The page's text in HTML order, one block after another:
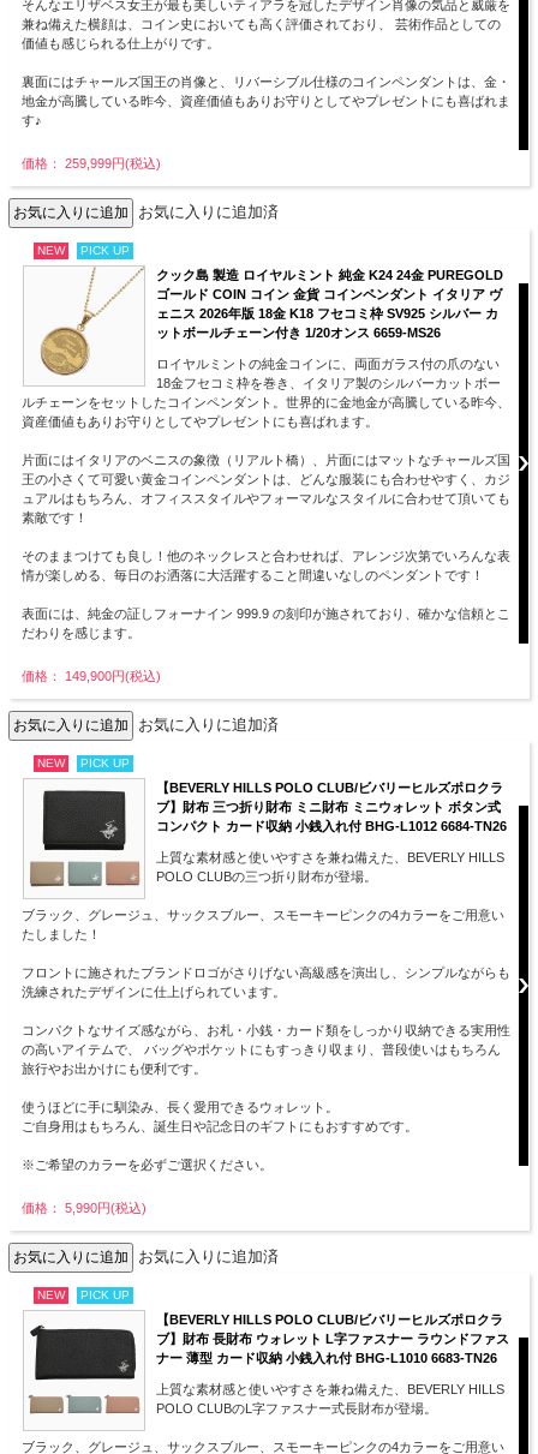
そんなエリザベス女王が最も美しいティアラを冠したデザイン肖像の気品と威厳を
兼ね備えた横顔は、コイン史においても高く評価されており、 芸術作品としての
価値も感じられる仕上がりです。
裏面にはチャールズ国王の肖像と、リバーシブル仕様のコインペンダントは、金・
地金が高騰している昨今、資産価値もありお守りとしてやプレゼントにも喜ばれま
す♪
価格： 259,999円(税込)
お気に入りに追加済
NEW PICK UP
クック島 製造 ロイヤルミント 純金 K24 24金 PUREGOLD
ゴールド COIN コイン 金貨 コインペンダント イタリア ヴ
ェニス 2026年版 18金 K18 フセコミ枠 SV925 シルバー カ
ットボールチェーン付き 1/20オンス 6659-MS26
ロイヤルミントの純金コインに、両面ガラス付の爪のない
18金フセコミ枠を巻き、イタリア製のシルバーカットボー
ルチェーンをセットしたコインペンダント。世界的に金地金が高騰している昨今、
資産価値もありお守りとしてやプレゼントにも喜ばれます。
片面にはイタリアのベニスの象徴（リアルト橋）、片面にはマットなチャールズ国
王の小さくて可愛い黄金コインペンダントは、どんな服装にも合わせやすく、カジ
ュアルはもちろん、オフィススタイルやフォーマルなスタイルに合わせて頂いても
素敵です！
そのままつけても良し！他のネックレスと合わせれば、アレンジ次第でいろんな表
情が楽しめる、毎日のお洒落に大活躍すること間違いなしのペンダントです！
表面には、純金の証しフォーナイン 999.9 の刻印が施されており、確かな信頼とこ
だわりを感じます。
価格： 149,900円(税込)
お気に入りに追加済
NEW PICK UP
【BEVERLY HILLS POLO CLUB/ビバリーヒルズポロクラ
ブ】財布 三つ折り財布 ミニ財布 ミニウォレット ボタン式
コンパクト カード収納 小銭入れ付 BHG-L1012 6684-TN26
上質な素材感と使いやすさを兼ね備えた、BEVERLY HILLS
POLO CLUBの三つ折り財布が登場。
ブラック、グレージュ、サックスブルー、スモーキーピンクの4カラーをご用意い
たしました！
フロントに施されたブランドロゴがさりげない高級感を演出し、シンプルながらも
洗練されたデザインに仕上げられています。
コンパクトなサイズ感ながら、お札・小銭・カード類をしっかり収納できる実用性
の高いアイテムで、 バッグやポケットにもすっきり収まり、普段使いはもちろん
旅行やお出かけにも便利です。
使うほどに手に馴染み、長く愛用できるウォレット。
ご自身用はもちろん、誕生日や記念日のギフトにもおすすめです。
※ご希望のカラーを必ずご選択ください。
価格： 5,990円(税込)
お気に入りに追加済
NEW PICK UP
【BEVERLY HILLS POLO CLUB/ビバリーヒルズポロクラ
ブ】財布 長財布 ウォレット L字ファスナー ラウンドファス
ナー 薄型 カード収納 小銭入れ付 BHG-L1010 6683-TN26
上質な素材感と使いやすさを兼ね備えた、BEVERLY HILLS
POLO CLUBのL字ファスナー式長財布が登場。
ブラック、グレージュ、サックスブルー、スモーキーピンクの4カラーをご用意い